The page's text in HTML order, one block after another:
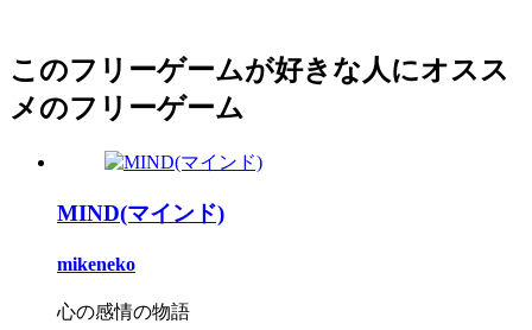
このフリーゲームが好きな人にオスス
メのフリーゲーム
MIND(マインド)
mikeneko
心の感情の物語